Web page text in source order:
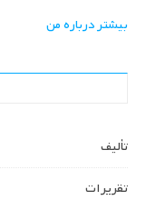
بیشتر درباره من
تألیف
تقریرات